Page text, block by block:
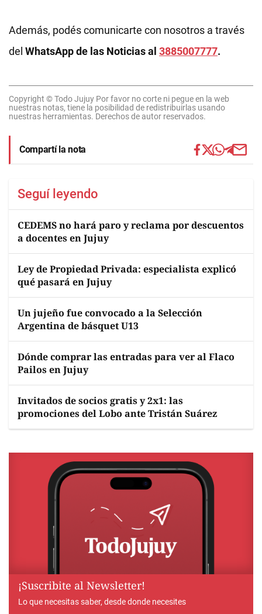
Además, podés comunicarte con nosotros a través
del WhatsApp de las Noticias al 3885007777.
Copyright © Todo Jujuy Por favor no corte ni pegue en la web
nuestras notas, tiene la posibilidad de redistribuirlas usando
nuestras herramientas. Derechos de autor reservados.
Compartí la nota
Seguí leyendo
CEDEMS no hará paro y reclama por descuentos
a docentes en Jujuy
Ley de Propiedad Privada: especialista explicó
qué pasará en Jujuy
Un jujeño fue convocado a la Selección
Argentina de básquet U13
Dónde comprar las entradas para ver al Flaco
Pailos en Jujuy
Invitados de socios gratis y 2x1: las
promociones del Lobo ante Tristán Suárez
¡Suscribite al Newsletter!
Lo que necesitas saber, desde donde necesites